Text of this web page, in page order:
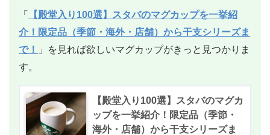
「
【殿堂入り100選】スタバのマグカップを一挙紹
介！限定品（季節・海外・店舗）から干支シリーズま
で！
」を見れば欲しいマグカップがきっと見つかりま
す。
【殿堂入り100選】スタバのマグカ
ップを一挙紹介！限定品（季節・
海外・店舗）から干支シリーズま